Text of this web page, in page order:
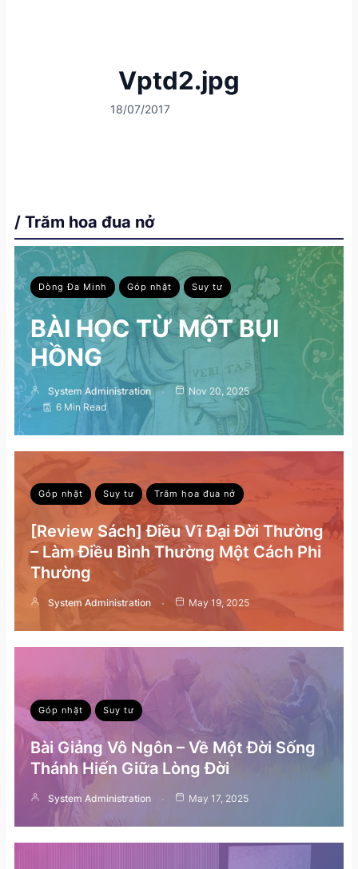
Vptd2.jpg
18/07/2017
/ Trăm hoa đua nở
Dòng Đa Minh Góp nhặt Suy tư
BÀI HỌC TỪ MỘT BỤI
HỒNG
System Administration
Nov 20, 2025
6 Min Read
Góp nhặt Suy tư Trăm hoa đua nở
[Review Sách] Điều Vĩ Đại Đời Thường
– Làm Điều Bình Thường Một Cách Phi
Thường
System Administration May 19, 2025
Góp nhặt Suy tư
Bài Giảng Vô Ngôn – Về Một Đời Sống
Thánh Hiến Giữa Lòng Đời
System Administration May 17, 2025